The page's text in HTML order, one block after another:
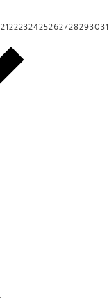
2122232425262728293031